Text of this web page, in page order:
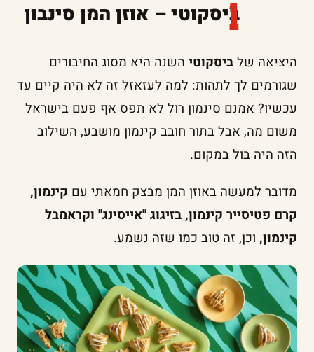
ביסקוטי – אוזן המן סינבון
היציאה שלביסקוטי השנה היא מסוג החיבורים
שגורמים לך לתהות: למה לעזאזל זה לא היה קיים עד
עכשיו? אמנם סינמון רול לא תפס אף פעם בישראל
משום מה, אבל בתור חובב קינמון מושבע, השילוב
הזה היה בול במקום.
מדובר למעשה באוזן המן מבצק חמאתי עם קינמון,
קרם פטיסייר קינמון, בזיגוג "אייסינג" וקראמבל
קינמון, וכן, זה טוב כמו שזה נשמע.